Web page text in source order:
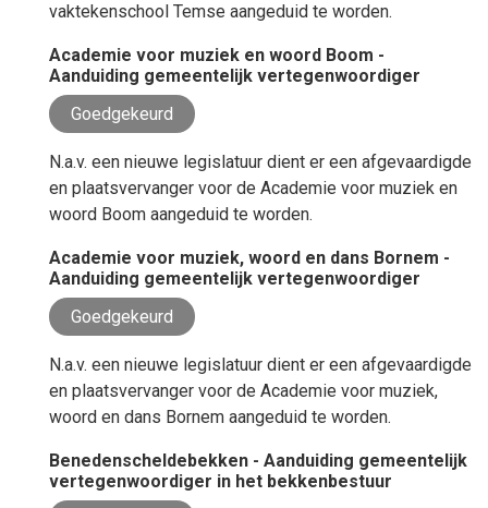
vaktekenschool Temse aangeduid te worden.
Academie voor muziek en woord Boom -
Aanduiding gemeentelijk vertegenwoordiger
Goedgekeurd
N.a.v. een nieuwe legislatuur dient er een afgevaardigde
en plaatsvervanger voor de Academie voor muziek en
woord Boom aangeduid te worden.
Academie voor muziek, woord en dans Bornem -
Aanduiding gemeentelijk vertegenwoordiger
Goedgekeurd
N.a.v. een nieuwe legislatuur dient er een afgevaardigde
en plaatsvervanger voor de Academie voor muziek,
woord en dans Bornem aangeduid te worden.
Benedenscheldebekken - Aanduiding gemeentelijk
vertegenwoordiger in het bekkenbestuur